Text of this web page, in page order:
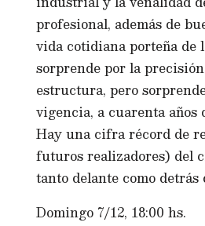
profesional, además de
vida cotidiana porteña de
sorprende por la
estructura, pero
vigencia, a cuarenta años
Hay una cifra récord de
futuros realizadores) del
tanto delante como detrás
Domingo 7/12, 18:00 hs.